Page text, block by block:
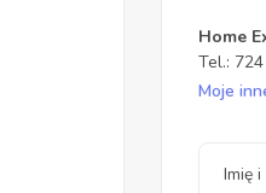
Home
Tel.: 724
Moje